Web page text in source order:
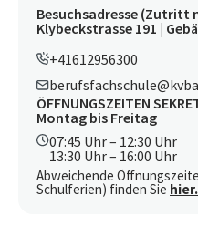
Besuchsadresse (Zutritt
Klybeckstrasse 191 |
+41612956300
ÖFFNUNGSZEITEN
Montag bis Freitag
07:45 Uhr – 12:30 Uhr
13:30 Uhr – 16:00 Uhr
Abweichende
Schulferien) finden Sie hier.